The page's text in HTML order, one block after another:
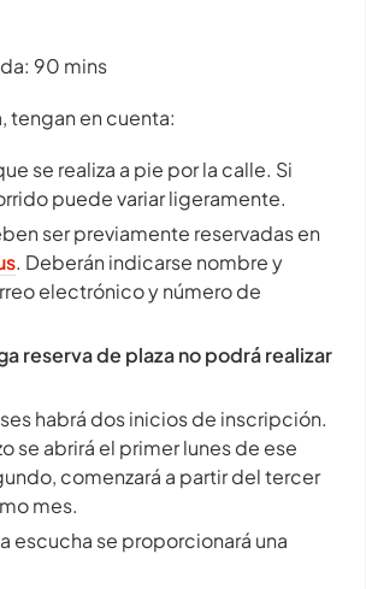
90 mins
tengan en cuenta:
se realiza a pie por la calle. Si
puede variar ligeramente.
ser previamente reservadas en
. Deberán indicarse nombre y
electrónico y número de
reserva de plaza no podrá realizar
habrá dos inicios de inscripción.
se abrirá el primer lunes de ese
comenzará a partir del tercer
mes.
escucha se proporcionará una